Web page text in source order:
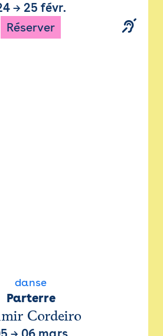
→ 25 févr.
Réserver
danse
Parterre
Cordeiro